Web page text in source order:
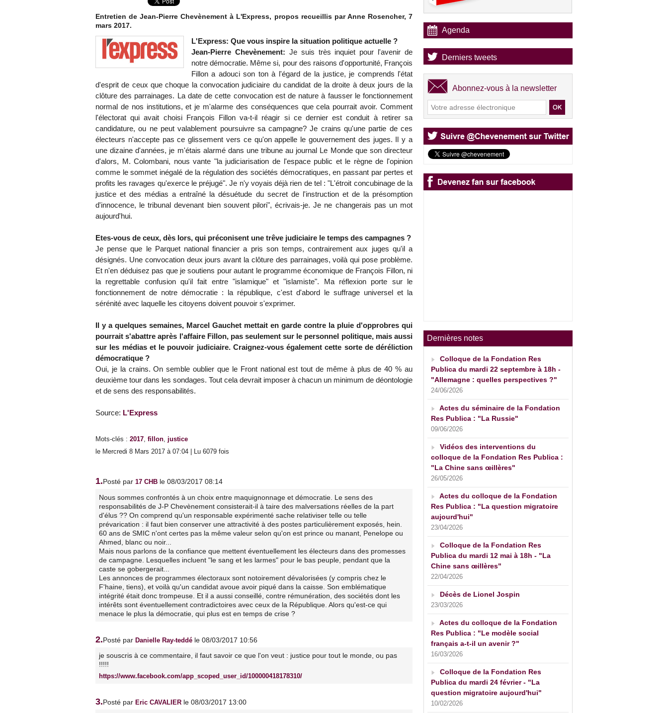
Entretien de Jean-Pierre Chevènement à L'Express, propos recueillis par Anne Rosencher, 7
mars 2017.
L'Express: Que vous inspire la situation politique actuelle ?
Jean-Pierre Chevènement: Je suis très inquiet pour l'avenir de
notre démocratie. Même si, pour des raisons d'opportunité, François
Fillon a adouci son ton à l'égard de la justice, je comprends l'état
d'esprit de ceux que choque la convocation judiciaire du candidat de la droite à deux jours de la
clôture des parrainages. La date de cette convocation est de nature à fausser le fonctionnement
normal de nos institutions, et je m'alarme des conséquences que cela pourrait avoir. Comment
l'électorat qui avait choisi François Fillon va-t-il réagir si ce dernier est conduit à retirer sa
candidature, ou ne peut valablement poursuivre sa campagne? Je crains qu'une partie de ces
électeurs n'accepte pas ce glissement vers ce qu'on appelle le gouvernement des juges. Il y a
une dizaine d'années, je m'étais alarmé dans une tribune au journal Le Monde que son directeur
d'alors, M. Colombani, nous vante "la judiciarisation de l'espace public et le règne de l'opinion
comme le sommet inégalé de la régulation des sociétés démocratiques, en passant par pertes et
profits les ravages qu'exerce le préjugé". Je n'y voyais déjà rien de tel : "L'étroit concubinage de la
justice et des médias a entraîné la désuétude du secret de l'instruction et de la présomption
d'innocence, le tribunal devenant bien souvent pilori", écrivais-je. Je ne changerais pas un mot
aujourd'hui.
Etes-vous de ceux, dès lors, qui préconisent une trêve judiciaire le temps des campagnes ?
Je pense que le Parquet national financier a pris son temps, contrairement aux juges qu'il a
désignés. Une convocation deux jours avant la clôture des parrainages, voilà qui pose problème.
Et n'en déduisez pas que je soutiens pour autant le programme économique de François Fillon, ni
la regrettable confusion qu'il fait entre "islamique" et "islamiste". Ma réflexion porte sur le
fonctionnement de notre démocratie : la république, c'est d'abord le suffrage universel et la
sérénité avec laquelle les citoyens doivent pouvoir s'exprimer.
Il y a quelques semaines, Marcel Gauchet mettait en garde contre la pluie d'opprobres qui
pourrait s'abattre après l'affaire Fillon, pas seulement sur le personnel politique, mais aussi
sur les médias et le pouvoir judiciaire. Craignez-vous également cette sorte de déréliction
démocratique ?
Oui, je la crains. On semble oublier que le Front national est tout de même à plus de 40 % au
deuxième tour dans les sondages. Tout cela devrait imposer à chacun un minimum de déontologie
et de sens des responsabilités.
Source: L'Express
Mots-clés : 2017, fillon, justice
le Mercredi 8 Mars 2017 à 07:04 | Lu 6079 fois
1.Posté par 17 CHB le 08/03/2017 08:14
Nous sommes confrontés à un choix entre maquignonnage et démocratie. Le sens des
responsabilités de J-P Chevènement consisterait-il à taire des malversations réelles de la part
d'élus ?? On comprend qu'un responsable expérimenté sache relativiser telle ou telle
prévarication : il faut bien conserver une attractivité à des postes particulièrement exposés, hein.
60 ans de SMIC n'ont certes pas la même valeur selon qu'on est prince ou manant, Penelope ou
Ahmed, blanc ou noir...
Mais nous parlons de la confiance que mettent éventuellement les électeurs dans des promesses
de campagne. Lesquelles incluent "le sang et les larmes" pour le bas peuple, pendant que la
caste se gobergerait...
Les annonces de programmes électoraux sont notoirement dévalorisées (y compris chez le
F'haine, tiens), et voilà qu'un candidat avoue avoir piqué dans la caisse. Son emblématique
intégrité était donc trompeuse. Et il a aussi conseillé, contre rémunération, des sociétés dont les
intérêts sont éventuellement contradictoires avec ceux de la République. Alors qu'est-ce qui
menace le plus la démocratie, qui plus est en temps de crise ?
2.Posté par Danielle Ray-teddé le 08/03/2017 10:56
je souscris à ce commentaire, il faut savoir ce que l'on veut : justice pour tout le monde, ou pas
!!!!!
https://www.facebook.com/app_scoped_user_id/100000418178310/
3.Posté par Eric CAVALIER le 08/03/2017 13:00
Agenda
Derniers tweets
Abonnez-vous à la newsletter
Dernières notes
Colloque de la Fondation Res
Publica du mardi 22 septembre à 18h -
"Allemagne : quelles perspectives ?"
24/06/2026
Actes du séminaire de la Fondation
Res Publica : "La Russie"
09/06/2026
Vidéos des interventions du
colloque de la Fondation Res Publica :
"La Chine sans œillères"
26/05/2026
Actes du colloque de la Fondation
Res Publica : "La question migratoire
aujourd'hui"
23/04/2026
Colloque de la Fondation Res
Publica du mardi 12 mai à 18h - "La
Chine sans œillères"
22/04/2026
Décès de Lionel Jospin
23/03/2026
Actes du colloque de la Fondation
Res Publica : "Le modèle social
français a-t-il un avenir ?"
16/03/2026
Colloque de la Fondation Res
Publica du mardi 24 février - "La
question migratoire aujourd'hui"
10/02/2026